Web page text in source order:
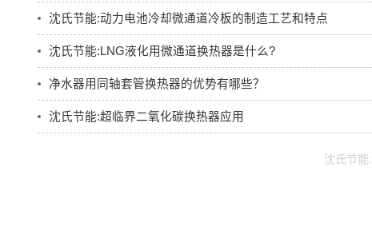
沈氏节能:动力电池冷却微通道冷板的制造工艺和特点
沈氏节能:LNG液化用微通道换热器是什么?
净水器用同轴套管换热器的优势有哪些？
沈氏节能:超临界二氧化碳换热器应用
沈氏节能: